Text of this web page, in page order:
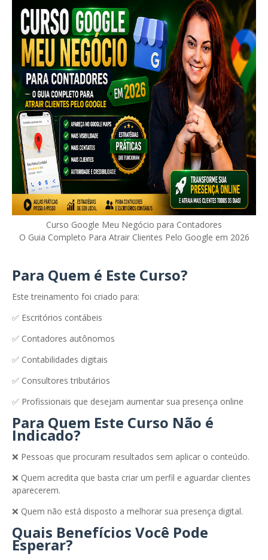
Curso Google Meu Negócio para Contadores
O Guia Completo Para Atrair Clientes Pelo Google em 2026
Para Quem é Este Curso?
Este treinamento foi criado para:
✅ Escritórios contábeis
✅ Contadores autônomos
✅ Contabilidades digitais
✅ Consultores tributários
✅ Profissionais que desejam aumentar sua presença online
Para Quem Este Curso Não é
Indicado?
❌ Pessoas que procuram resultados sem aplicar o conteúdo.
❌ Quem acredita que basta criar um perfil e aguardar clientes
aparecerem.
❌ Quem não está disposto a melhorar sua presença digital.
Quais Benefícios Você Pode
Esperar?